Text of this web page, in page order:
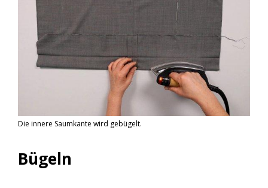
Die innere Saumkante wird gebügelt.
Bügeln